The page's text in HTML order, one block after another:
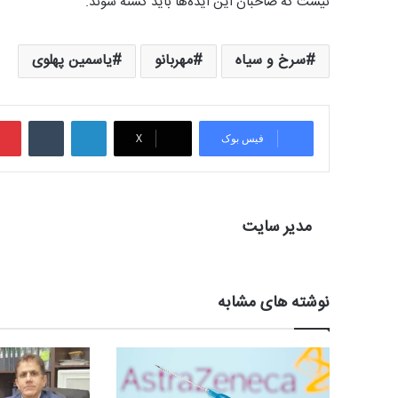
سرخ و سیاه مهربانو یاسمین پهلوی
فیس بوک X
لینکدین ‫تامبلر
مدیر سایت
نوشته های مشابه